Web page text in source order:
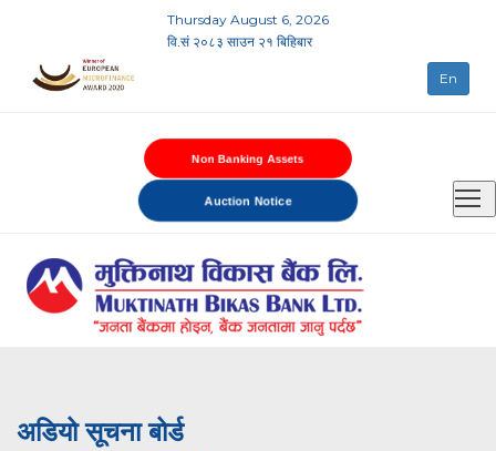
Thursday August 6, 2026
वि.सं २०८३ साउन २१ बिहिबार
En
Non Banking Assets
Auction Notice
अडियो सूचना बोर्ड